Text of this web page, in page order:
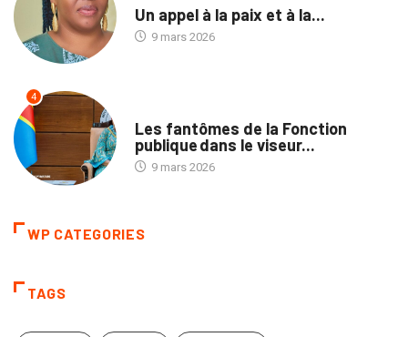
Un appel à la paix et à la...
9 mars 2026
4
Les fantômes de la Fonction
publique dans le viseur...
9 mars 2026
WP CATEGORIES
TAGS